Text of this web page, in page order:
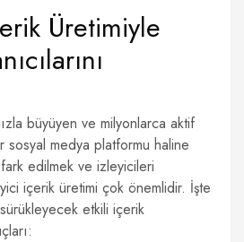
Üretimiyle
büyüyen ve milyonlarca aktif
sosyal medya platformu haline
edilmek ve izleyicileri
içerik üretimi çok önemlidir. İşte
sürükleyecek etkili içerik